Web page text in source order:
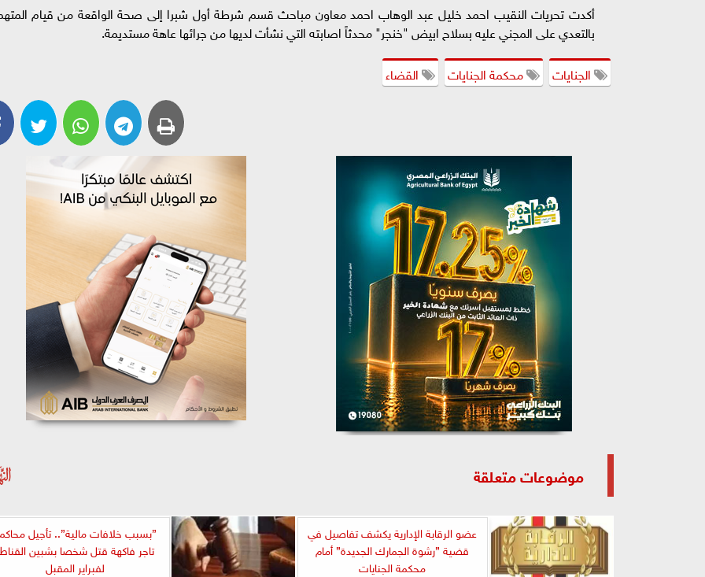
أكدت تحريات النقيب احمد خليل عبد الوهاب احمد معاون مباحث قسم شرطة أول شبرا إلى صحة الواقعة من قيام
بالتعدي على المجني عليه بسلاح ابيض "خنجر" محدثاً اصابته التي نشأت لديها من جرائها عاهة مستديمة.
الجنايات
محكمة الجنايات القضاء
موضوعات متعلقة
عضو الرقابة الإدارية يكشف تفاصيل في
قضية ”رشوة الجمارك الجديدة” أمام
محكمة الجنايات
”بسبب خلافات مالية”.. تأجيل
تاجر فاكهة قتل شخصا بشبين
لفبراير المقبل